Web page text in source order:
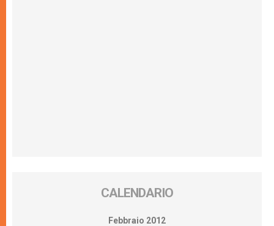
CALENDARIO
Febbraio 2012